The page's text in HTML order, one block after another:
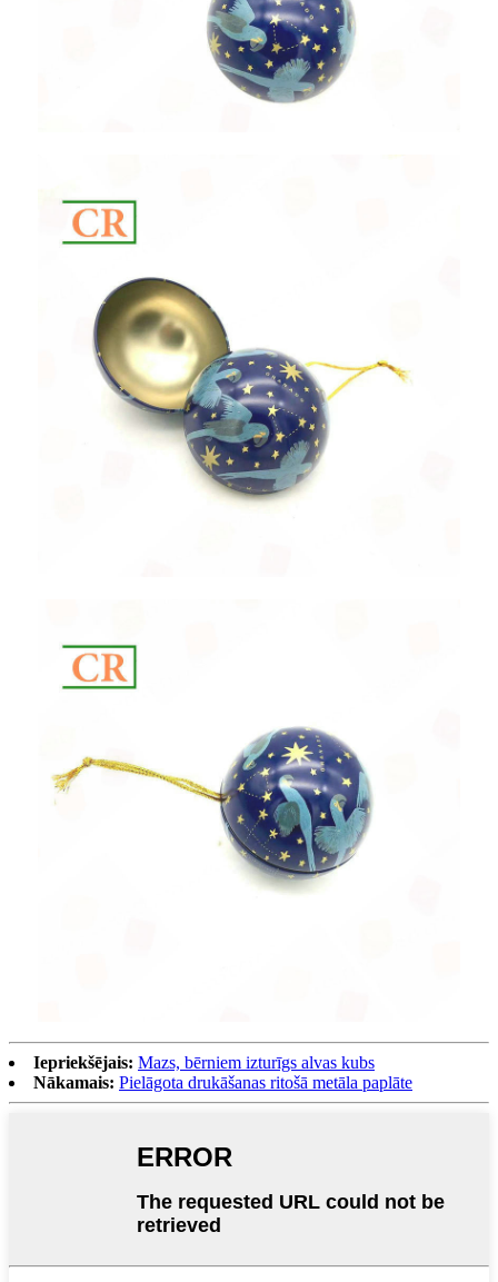
Iepriekšējais: Mazs, bērniem izturīgs alvas kubs
Nākamais: Pielāgota drukāšanas ritošā metāla paplāte